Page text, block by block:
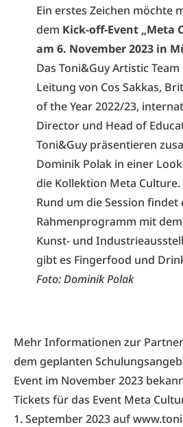
Ein erstes Zeichen möchte
dem Kick-off-Event „Meta
am 6. November 2023 in
Das Toni&Guy Artistic
Leitung von Cos Sakkas,
of the Year 2022/23,
Director und Head of
Toni&Guy präsentieren
Dominik Polak in einer
die Kollektion Meta Culture.
Rund um die Session findet
Rahmenprogramm mit
Kunst- und
gibt es Fingerfood und
Foto: Dominik Polak
Mehr Informationen zur
dem geplanten
Event im November 2023
Tickets für das Event Meta
1. September 2023 auf